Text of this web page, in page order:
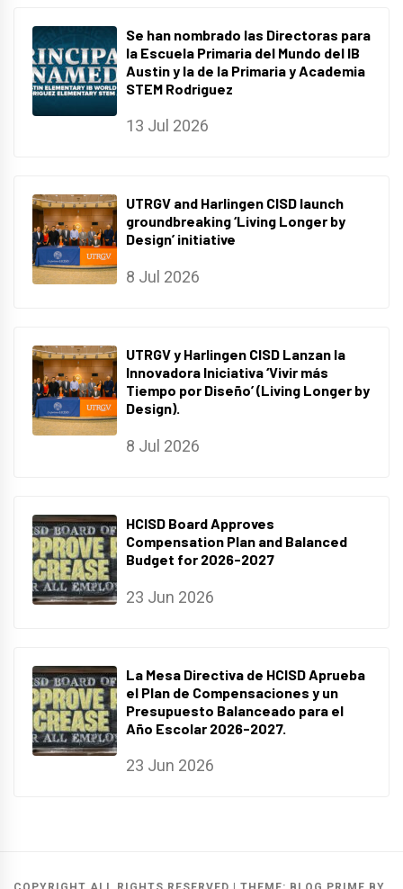
Se han nombrado las Directoras para
la Escuela Primaria del Mundo del IB
Austin y la de la Primaria y Academia
STEM Rodriguez
13 Jul 2026
UTRGV and Harlingen CISD launch
groundbreaking ‘Living Longer by
Design’ initiative
8 Jul 2026
UTRGV y Harlingen CISD Lanzan la
Innovadora Iniciativa ‘Vivir más
Tiempo por Diseño’ (Living Longer by
Design).
8 Jul 2026
HCISD Board Approves
Compensation Plan and Balanced
Budget for 2026-2027
23 Jun 2026
La Mesa Directiva de HCISD Aprueba
el Plan de Compensaciones y un
Presupuesto Balanceado para el
Año Escolar 2026-2027.
23 Jun 2026